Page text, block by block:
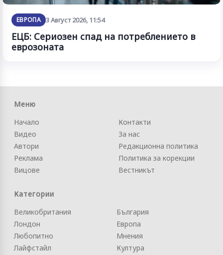
ЕВРОПА 3 Август 2026, 11:54
ЕЦБ: Сериозен спад на потреблението в
еврозоната
Меню
Начало
Видео
Автори
Реклама
Вицове
Контакти
За нас
Редакционна политика
Политика за корекции
Вестникът
Категории
Великобритания
Лондон
Любопитно
Лайфстайл
България
Европа
Мнения
Култура